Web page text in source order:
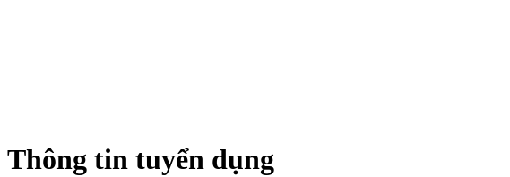
Thông tin tuyển dụng